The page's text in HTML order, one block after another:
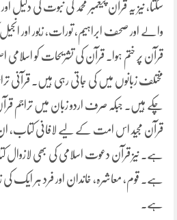
سکتا، نیز یہ قرآن پیغمبر محمد کی نبوت کی
والے اور صحف ابراہیم، تورات، زبور اور
قرآن پر ختم ہوا۔ قرآن کی تشریحات کو اسلامی
مختلف زبانوں میں کی جاتی رہی ہیں۔ قرآنی
چکے ہیں۔ جبکہ صرف اردو زبان میں تراجم
قرآن مجید اس امت کے لیے لافانی کتاب، ان کا
ہے۔ نیز قرآن دعوت اسلامی کی بھی لازوال
ہے۔ قوم، معاشرہ، خاندان اور فرد ہر ایک
ہے۔